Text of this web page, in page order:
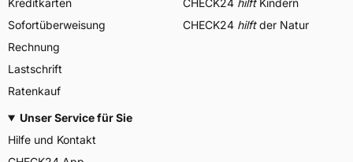
Kreditkarten
Sofortüberweisung
Rechnung
Lastschrift
Ratenkauf
CHECK24 hilftKindern
CHECK24 hilftder Natur
Unser Service für Sie
Hilfe und Kontakt